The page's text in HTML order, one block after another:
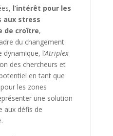
l’intérêt pour les
aux stress
de croître,
du changement
l’Atriplex
des chercheurs et
en tant que
pour les zones
une solution
aux défis de